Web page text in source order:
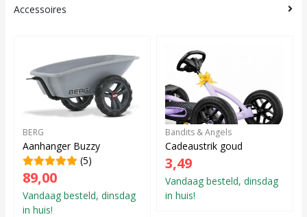
Accessoires
BERG
Aanhanger Buzzy
(5)
89,00
Vandaag besteld, dinsdag
in huis!
Bandits & Angels
Cadeaustrik goud
3,49
Vandaag besteld, dinsdag
in huis!